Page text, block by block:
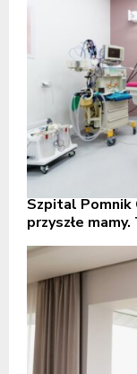
Szpital Pomnik
przyszłe mamy.